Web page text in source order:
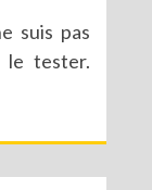
suis pas
le tester.